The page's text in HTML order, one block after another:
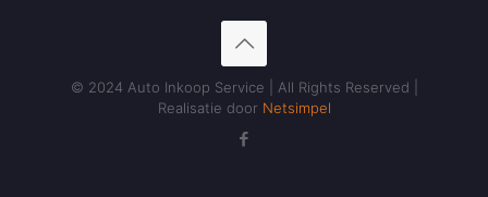
© 2024 Auto Inkoop Service | All Rights Reserved |
Realisatie door Netsimpel